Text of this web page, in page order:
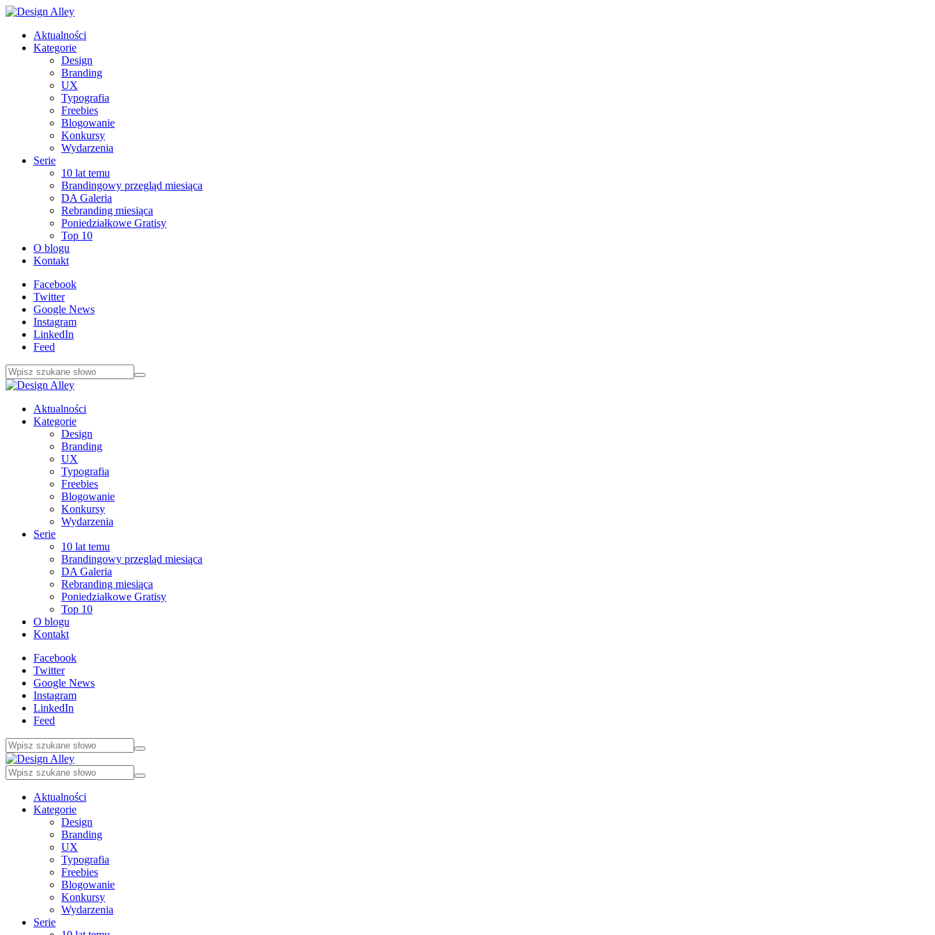
Aktualności
Kategorie
Design
Branding
UX
Typografia
Freebies
Blogowanie
Konkursy
Wydarzenia
Serie
10 lat temu
Brandingowy przegląd miesiąca
DA Galeria
Rebranding miesiąca
Poniedziałkowe Gratisy
Top 10
O blogu
Kontakt
Facebook
Twitter
Google News
Instagram
LinkedIn
Feed
Aktualności
Kategorie
Design
Branding
UX
Typografia
Freebies
Blogowanie
Konkursy
Wydarzenia
Serie
10 lat temu
Brandingowy przegląd miesiąca
DA Galeria
Rebranding miesiąca
Poniedziałkowe Gratisy
Top 10
O blogu
Kontakt
Facebook
Twitter
Google News
Instagram
LinkedIn
Feed
Aktualności
Kategorie
Design
Branding
UX
Typografia
Freebies
Blogowanie
Konkursy
Wydarzenia
Serie